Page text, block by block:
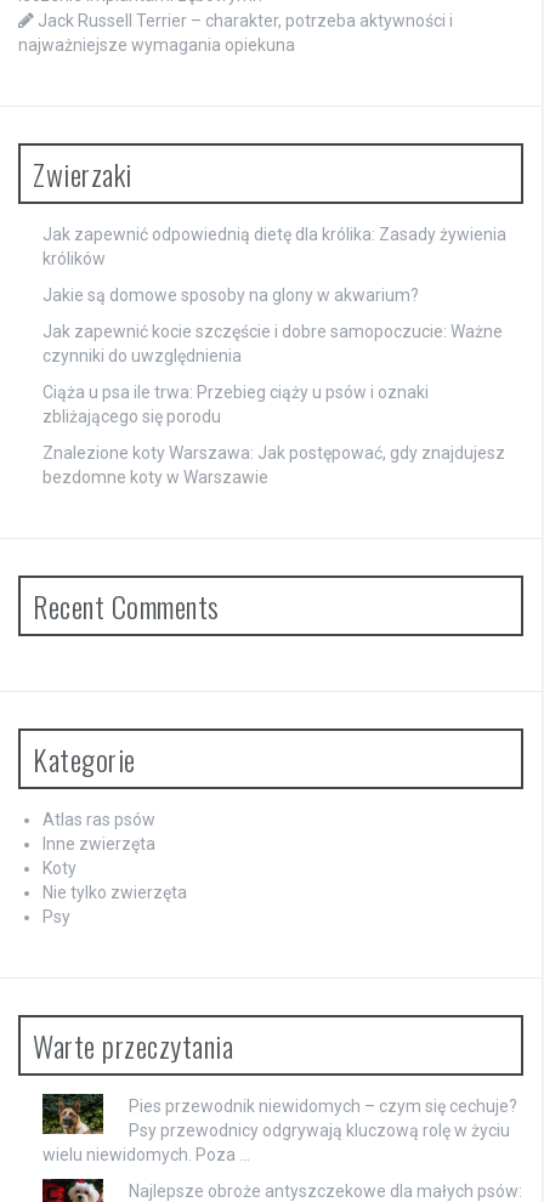
Jack Russell Terrier – charakter, potrzeba aktywności i
najważniejsze wymagania opiekuna
Zwierzaki
Jak zapewnić odpowiednią dietę dla królika: Zasady żywienia
królików
Jakie są domowe sposoby na glony w akwarium?
Jak zapewnić kocie szczęście i dobre samopoczucie: Ważne
czynniki do uwzględnienia
Ciąża u psa ile trwa: Przebieg ciąży u psów i oznaki
zbliżającego się porodu
Znalezione koty Warszawa: Jak postępować, gdy znajdujesz
bezdomne koty w Warszawie
Recent Comments
Kategorie
Atlas ras psów
Inne zwierzęta
Koty
Nie tylko zwierzęta
Psy
Warte przeczytania
Pies przewodnik niewidomych – czym się cechuje?
Psy przewodnicy odgrywają kluczową rolę w życiu
wielu niewidomych. Poza …
Najlepsze obroże antyszczekowe dla małych psów: